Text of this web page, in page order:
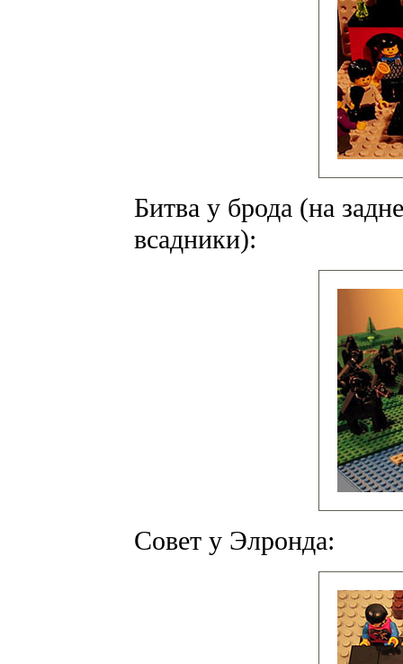
Битва у брода (на
всадники):
Совет у Элронда: